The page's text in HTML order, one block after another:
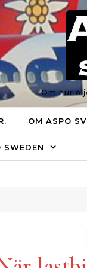
Om hur
OM ASPO